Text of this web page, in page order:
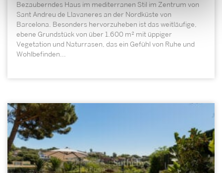
Bezauberndes Haus im mediterranen Stil im Zentrum von
Sant Andreu de Llavaneres an der Nordküste von
Barcelona. Besonders hervorzuheben ist das weitläufige,
ebene Grundstück von über 1.600 m² mit üppiger
Vegetation und Naturrasen, das ein Gefühl von Ruhe und
Wohlbefinden...